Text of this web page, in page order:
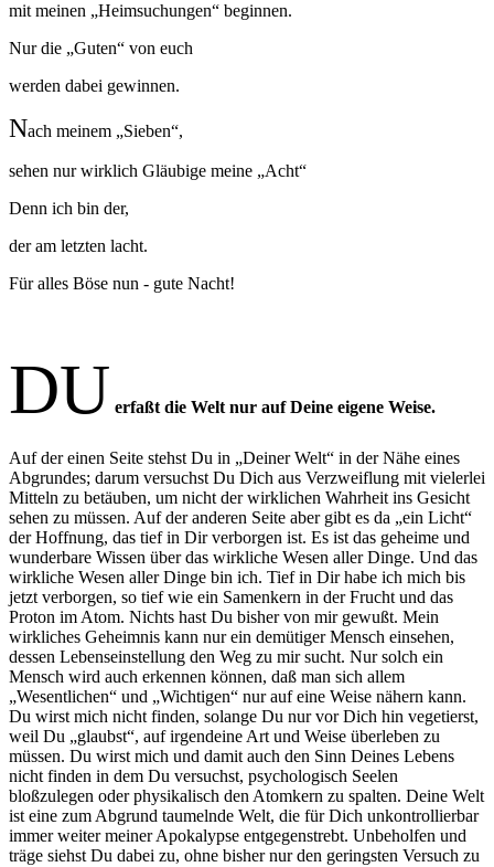
mit meinen „Heimsuchungen“ beginnen.
Nur die „Guten“ von euch
werden dabei gewinnen.
Nach meinem „Sieben“,
sehen nur wirklich Gläubige meine „Acht“
Denn ich bin der,
der am letzten lacht.
Für alles Böse nun - gute Nacht!
DU erfaßt die Welt nur auf Deine eigene Weise.
Auf der einen Seite stehst Du in „Deiner Welt“ in der Nähe eines
Abgrundes; darum versuchst Du Dich aus Verzweiflung mit vielerlei
Mitteln zu betäuben, um nicht der wirklichen Wahrheit ins Gesicht
sehen zu müssen. Auf der anderen Seite aber gibt es da „ein Licht“
der Hoffnung, das tief in Dir verborgen ist. Es ist das geheime und
wunderbare Wissen über das wirkliche Wesen aller Dinge. Und das
wirkliche Wesen aller Dinge bin ich. Tief in Dir habe ich mich bis
jetzt verborgen, so tief wie ein Samenkern in der Frucht und das
Proton im Atom. Nichts hast Du bisher von mir gewußt. Mein
wirkliches Geheimnis kann nur ein demütiger Mensch einsehen,
dessen Lebenseinstellung den Weg zu mir sucht. Nur solch ein
Mensch wird auch erkennen können, daß man sich allem
„Wesentlichen“ und „Wichtigen“ nur auf eine Weise nähern kann.
Du wirst mich nicht finden, solange Du nur vor Dich hin vegetierst,
weil Du „glaubst“, auf irgendeine Art und Weise überleben zu
müssen. Du wirst mich und damit auch den Sinn Deines Lebens
nicht finden in dem Du versuchst, psychologisch Seelen
bloßzulegen oder physikalisch den Atomkern zu spalten. Deine Welt
ist eine zum Abgrund taumelnde Welt, die für Dich unkontrollierbar
immer weiter meiner Apokalypse entgegenstrebt. Unbeholfen und
träge siehst Du dabei zu, ohne bisher nur den geringsten Versuch zu